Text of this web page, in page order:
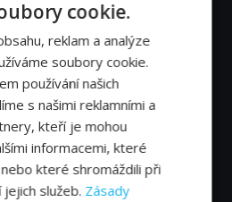
cookie.
reklam a analýze
soubory cookie.
používání našich
s našimi reklamními a
kteří je mohou
informacemi, které
které shromáždili při
jejich služeb. Zásady